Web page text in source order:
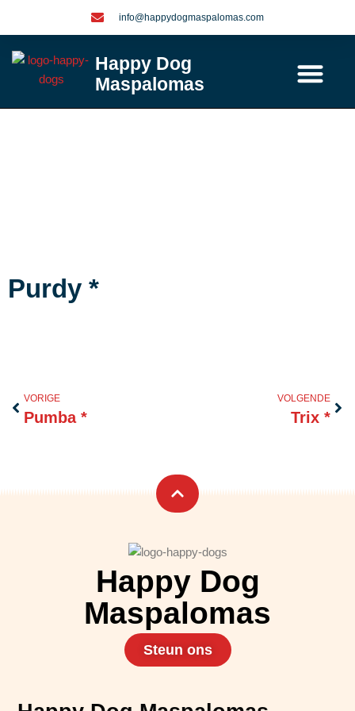
inhoud
info@happydogmaspalomas.com
Happy Dog
Maspalomas
Purdy *
Vorige
VORIGE
Pumba *
VOLGENDE
Trix *
Happy Dog
Maspalomas
Steun ons